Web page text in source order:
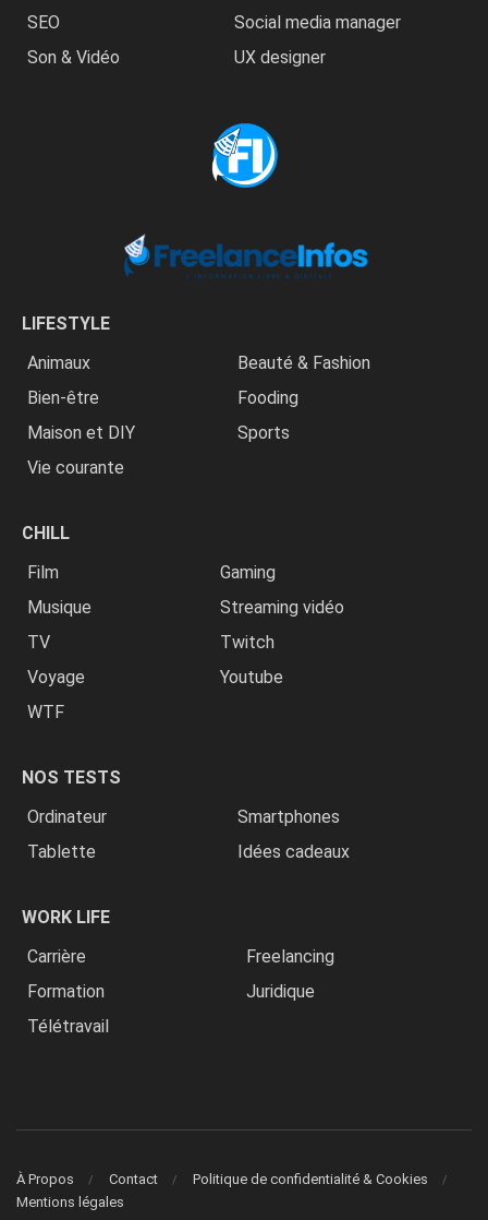
SEO
Social media manager
Son & Vidéo
UX designer
LIFESTYLE
Animaux
Beauté & Fashion
Bien-être
Fooding
Maison et DIY
Sports
Vie courante
CHILL
Film
Gaming
Musique
Streaming vidéo
TV
Twitch
Voyage
Youtube
WTF
NOS TESTS
Ordinateur
Smartphones
Tablette
Idées cadeaux
WORK LIFE
Carrière
Freelancing
Formation
Juridique
Télétravail
À Propos Contact
Politique de confidentialité & Cookies
Mentions légales